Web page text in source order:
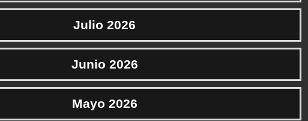
Julio 2026
Junio 2026
Mayo 2026